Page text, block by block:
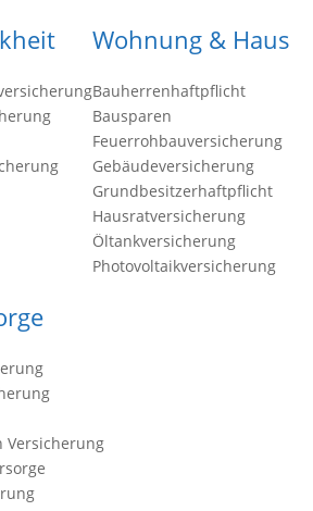
Wohnung & Haus
Bauherrenhaftpflicht
Bausparen
Feuerrohbauversicherung
Gebäudeversicherung
Grundbesitzerhaftpflicht
Hausratversicherung
Öltankversicherung
Photovoltaikversicherung
Versicherung